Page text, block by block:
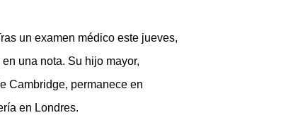
un examen médico este jueves,
una nota. Su hijo mayor,
Cambridge, permanece en
en Londres.